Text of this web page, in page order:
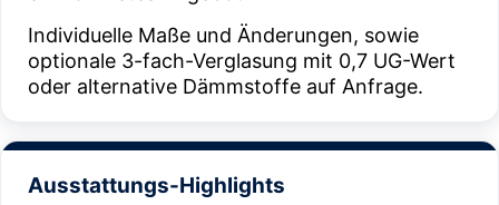
Individuelle Maße und Änderungen, sowie
optionale 3-fach-Verglasung mit 0,7 UG-Wert
oder alternative Dämmstoffe auf Anfrage.
Ausstattungs-Highlights